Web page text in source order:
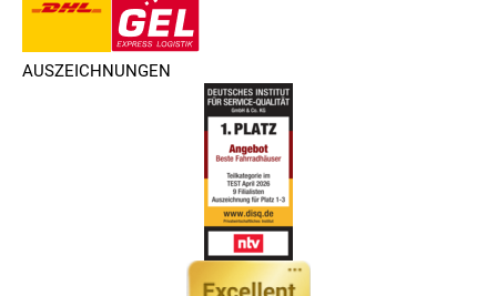
AUSZEICHNUNGEN